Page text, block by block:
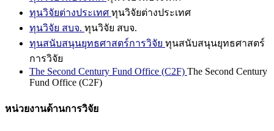
ทุนวิจัยต่างประเทศ ทุนวิจัยต่างประเทศ
ทุนวิจัย สบจ. ทุนวิจัย สบจ.
ทุนสนับสนุนยุทธศาสตร์การวิจัย ทุนสนับสนุนยุทธศาสตร์
การวิจัย
The Second Century Fund Office (C2F) The Second Century
Fund Office (C2F)
หน่วยงานด้านการวิจัย